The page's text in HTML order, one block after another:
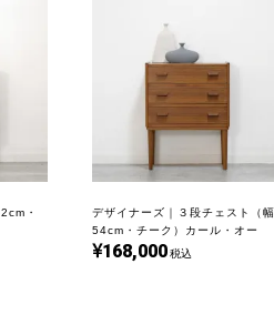
・
デザイナーズ｜３段チェスト（幅
54cm・チーク）カール・オー
ゲ・スコウ｜UD220295
168,000税込